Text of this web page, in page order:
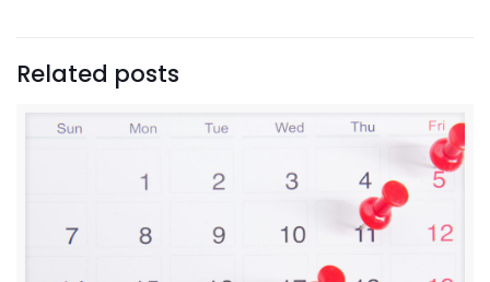
Related posts